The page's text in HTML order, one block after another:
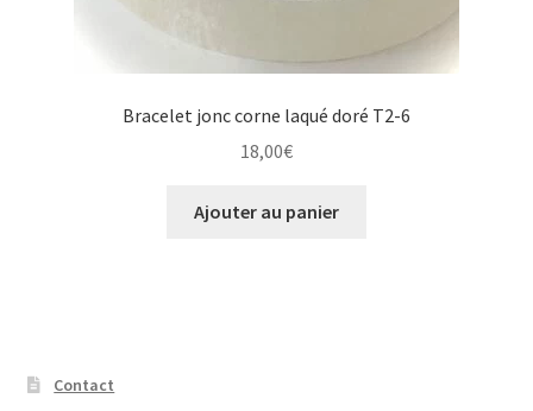
Bracelet jonc corne laqué doré T2-6
18,00€
Ajouter au panier
Contact